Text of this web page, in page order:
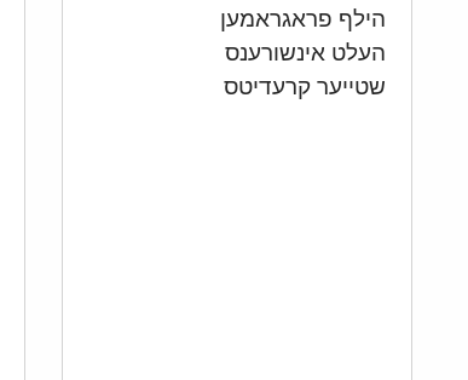
הילף פראגראמען
העלט אינשורענס
שטייער קרעדיטס